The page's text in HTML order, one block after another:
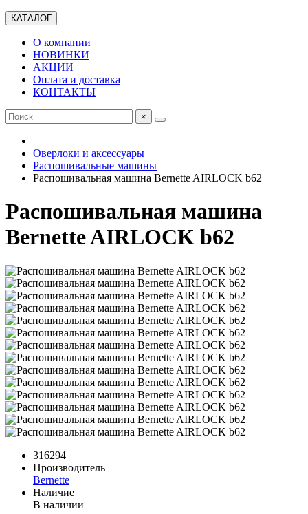
КАТАЛОГ
О компании
НОВИНКИ
АКЦИИ
Оплата и доставка
КОНТАКТЫ
×
Оверлоки и аксессуары
Распошивальные машины
Распошивальная машина Bernette AIRLOCK b62
Распошивальная машина
Bernette AIRLOCK b62
316294
Производитель
Bernette
Наличие
В наличии